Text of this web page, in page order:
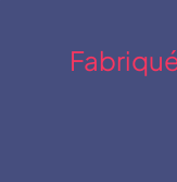
Contact